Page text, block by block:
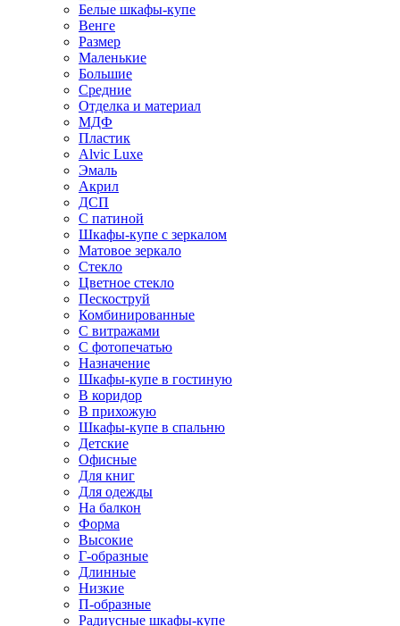
Белые шкафы-купе
Венге
Размер
Маленькие
Большие
Средние
Отделка и материал
МДФ
Пластик
Alvic Luxe
Эмаль
Акрил
ДСП
С патиной
Шкафы-купе с зеркалом
Матовое зеркало
Стекло
Цветное стекло
Пескоструй
Комбинированные
С витражами
С фотопечатью
Назначение
Шкафы-купе в гостиную
В коридор
В прихожую
Шкафы-купе в спальню
Детские
Офисные
Для книг
Для одежды
На балкон
Форма
Высокие
Г-образные
Длинные
Низкие
П-образные
Радиусные шкафы-купе